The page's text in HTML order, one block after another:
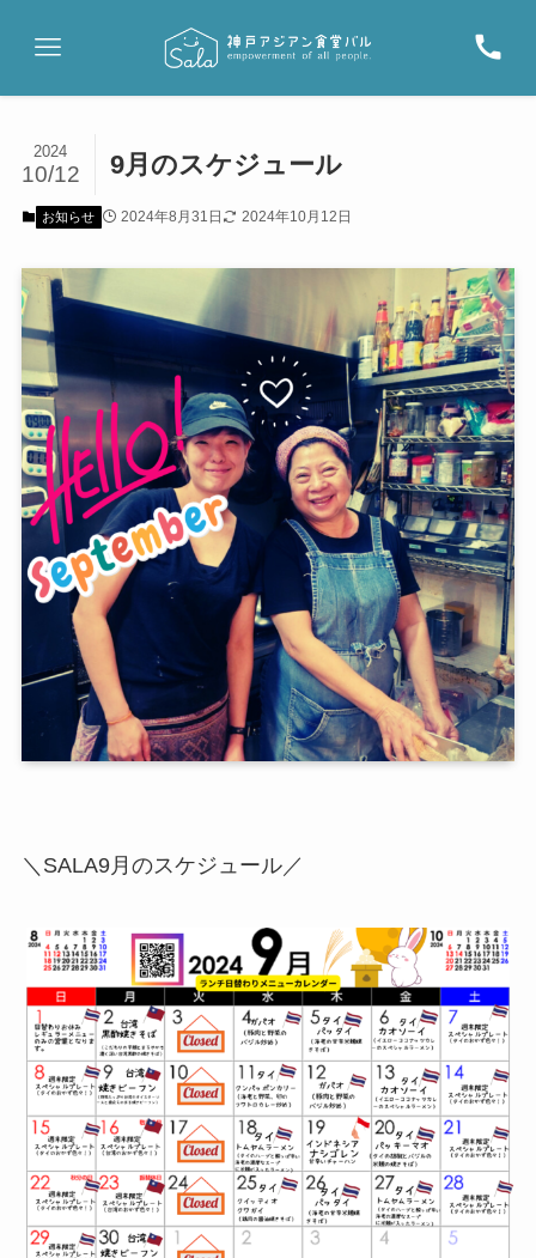
9月のスケジュール
2024
10/12
お知らせ 2024年8月31日 2024年10月12日
＼SALA9月のスケジュール／